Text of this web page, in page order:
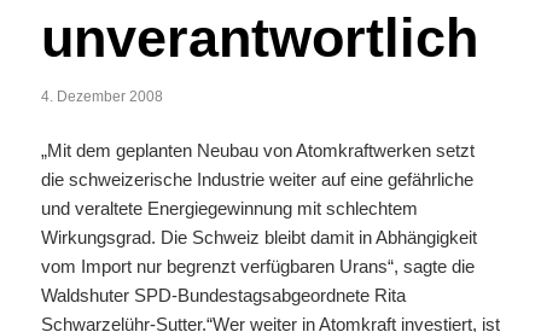
unverantwortlich
4. Dezember 2008
„Mit dem geplanten Neubau von Atomkraftwerken setzt
die schweizerische Industrie weiter auf eine gefährliche
und veraltete Energiegewinnung mit schlechtem
Wirkungsgrad. Die Schweiz bleibt damit in Abhängigkeit
vom Import nur begrenzt verfügbaren Urans“, sagte die
Waldshuter SPD-Bundestagsabgeordnete Rita
Schwarzelühr-Sutter.“Wer weiter in Atomkraft investiert, ist